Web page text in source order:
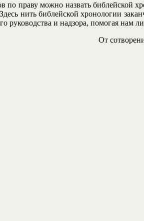
праву можно назвать библейской
нить библейской хронологии
руководства и надзора, помогая
От